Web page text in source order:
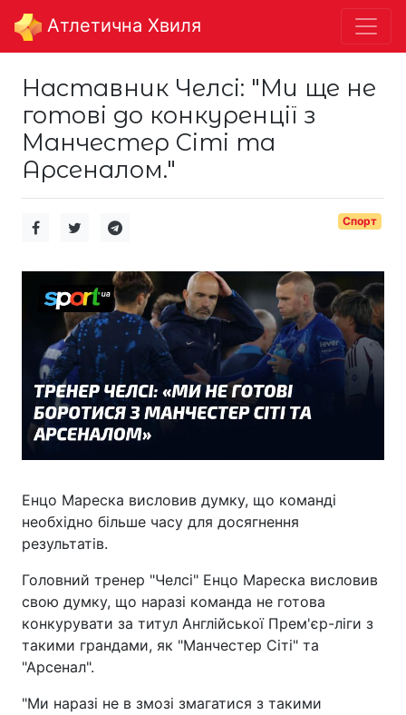
Aтлетична Хвиля
Наставник Челсі: "Ми ще не
готові до конкуренції з
Манчестер Сіті та
Арсеналом."
Спорт
Енцо Мареска висловив думку, що команді
необхідно більше часу для досягнення
результатів.
Головний тренер "Челсі" Енцо Мареска висловив
свою думку, що наразі команда не готова
конкурувати за титул Англійської Прем'єр-ліги з
такими грандами, як "Манчестер Сіті" та
"Арсенал".
"Ми наразі не в змозі змагатися з такими